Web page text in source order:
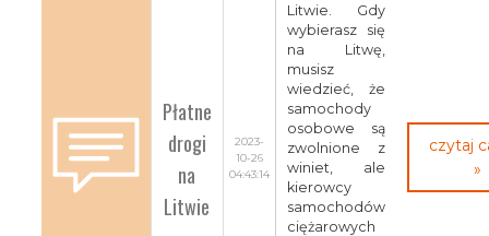
Płatne
drogi
na
Litwie
2023-
10-26
04:43:14
Litwie. Gdy
wybierasz się
na Litwę,
musisz
wiedzieć, że
samochody
osobowe są
zwolnione z
winiet, ale
kierowcy
samochodów
ciężarowych
czytaj
»